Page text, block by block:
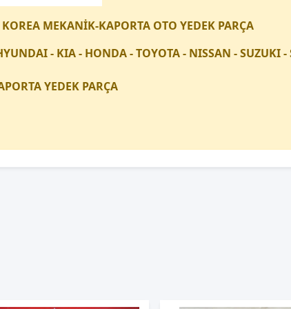
MEKANİK-KAPORTA OTO YEDEK PARÇA
- KIA - HONDA - TOYOTA - NISSAN - SUZUKI -
YEDEK PARÇA